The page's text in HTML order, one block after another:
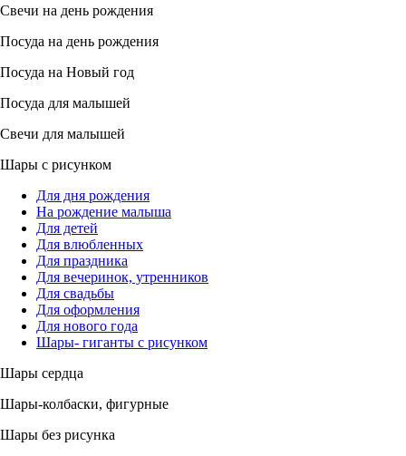
Свечи на день рождения
Посуда на день рождения
Посуда на Новый год
Посуда для малышей
Свечи для малышей
Шары с рисунком
Для дня рождения
На рождение малыша
Для детей
Для влюбленных
Для праздника
Для вечеринок, утренников
Для свадьбы
Для оформления
Для нового года
Шары- гиганты с рисунком
Шары сердца
Шары-колбаски, фигурные
Шары без рисунка